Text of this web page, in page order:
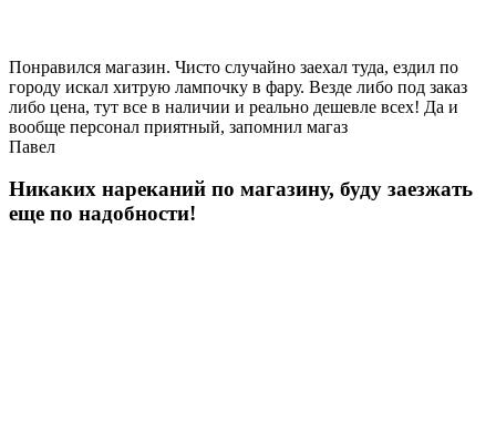
Понравился магазин. Чисто случайно заехал туда, ездил по
городу искал хитрую лампочку в фару. Везде либо под заказ
либо цена, тут все в наличии и реально дешевле всех! Да и
вообще персонал приятный, запомнил магаз
Павел
Никаких нареканий по магазину, буду заезжать
еще по надобности!